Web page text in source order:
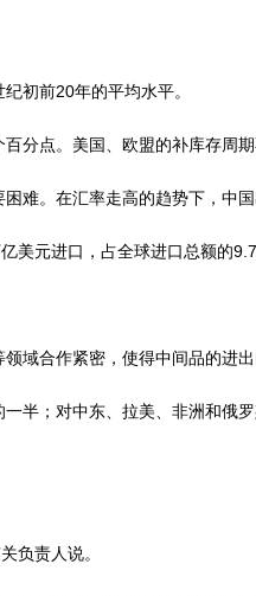
初前20年的平均水平。
分点。美国、欧盟的补库存周期
难。在汇率走高的趋势下，中国
元进口，占全球进口总额的
域合作紧密，使得中间品的进出
半；对中东、拉美、非洲和俄
负责人说。